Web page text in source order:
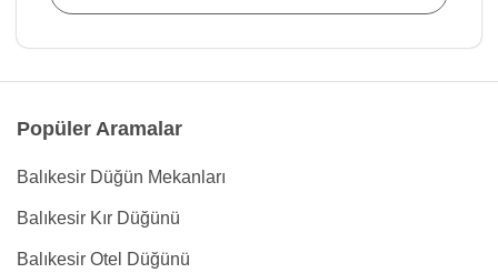
Popüler Aramalar
Balıkesir Düğün Mekanları
Balıkesir Kır Düğünü
Balıkesir Otel Düğünü